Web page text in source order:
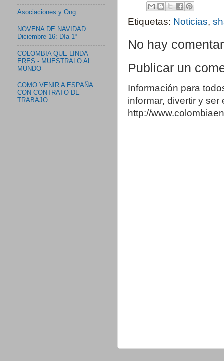
Etiquetas: Noticias,
No hay
Publicar un
Información para
informar, divertir y
http://
Asociaciones y Ong
NOVENA DE NAVIDAD:
Diciembre 16: Día 1º
COLOMBIA QUE LINDA
ERES - MUESTRALO AL
MUNDO
COMO VENIR A ESPAÑA
CON CONTRATO DE
TRABAJO